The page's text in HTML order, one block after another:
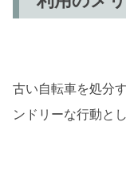
古い自転車を処分
ンドリーな行動と